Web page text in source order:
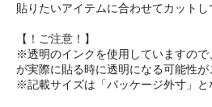
貼りたいアイテムに合わせてカットし
【！ご注意！】
※透明のインクを使用していますの
が実際に貼る時に透明になる可能性が
※記載サイズは「パッケージ外寸」と